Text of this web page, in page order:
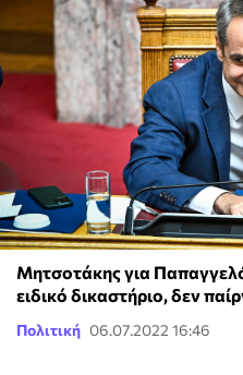
Μητσοτάκης για
ειδικό δικαστήριο, δεν
Πολιτική 06.07.2022 16:46